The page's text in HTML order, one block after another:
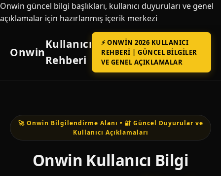
Onwin güncel bilgi başlıkları, kullanıcı duyuruları ve genel
açıklamalar için hazırlanmış içerik merkezi
Onwin
Kullanıcı
Rehberi
⚡ ONWIN 2026 KULLANICI
REHBERI | GÜNCEL BILGILER
VE GENEL AÇIKLAMALAR
🚀 Onwin Bilgilendirme Alanı • 🔐 Güncel Duyurular ve
Kullanıcı Açıklamaları
Onwin Kullanıcı Bilgi